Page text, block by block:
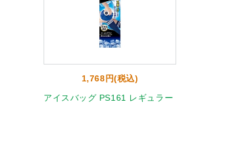
1,768円(税込)
アイスバッグ PS161 レギュラー